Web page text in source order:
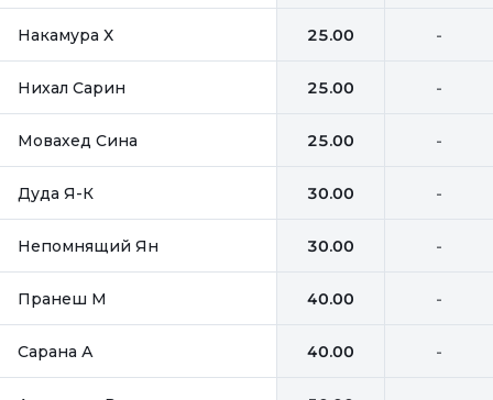
Накамура Х 25.00 -
Нихал Сарин 25.00 -
Мовахед Сина 25.00 -
Дуда Я-К 30.00 -
Непомнящий Ян 30.00 -
Пранеш М 40.00 -
Сарана А 40.00 -